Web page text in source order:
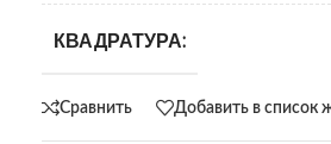
КВАДРАТУРА:
Сравнить Добавить в список